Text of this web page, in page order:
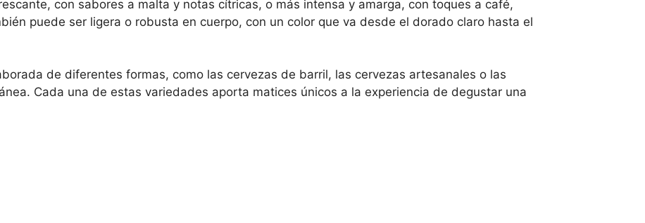
con sabores a malta y notas cítricas, o más intensa y amarga, con toques a café,
puede ser ligera o robusta en cuerpo, con un color que va desde el dorado claro hasta el
de diferentes formas, como las cervezas de barril, las cervezas artesanales o las
Cada una de estas variedades aporta matices únicos a la experiencia de degustar una